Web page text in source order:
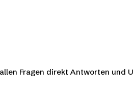
Fragen direkt Antworten und